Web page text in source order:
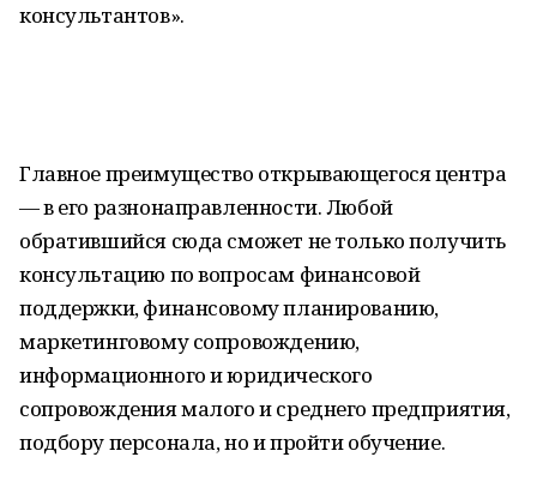
консультантов».
Главное преимущество открывающегося центра
— в его разнонаправленности. Любой
обратившийся сюда сможет не только получить
консультацию по вопросам финансовой
поддержки, финансовому планированию,
маркетинговому сопровождению,
информационного и юридического
сопровождения малого и среднего предприятия,
подбору персонала, но и пройти обучение.